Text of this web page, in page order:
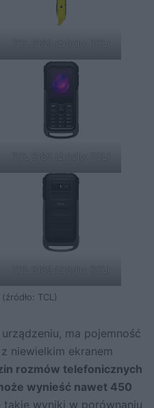
TCL 3189 (źródło: TCL)
TCL 3189 (źródło: TCL)
TCL 3189 (źródło: TCL)
TCL)
ma pojemność
niewielkim ekranem
rozmów telefonicznych
wynieść nawet 450
takie wyniki w porównaniu